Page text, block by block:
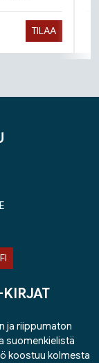
TILAA
KIRJAT
ja riippumaton
suomenkielistä
koostuu kolmesta